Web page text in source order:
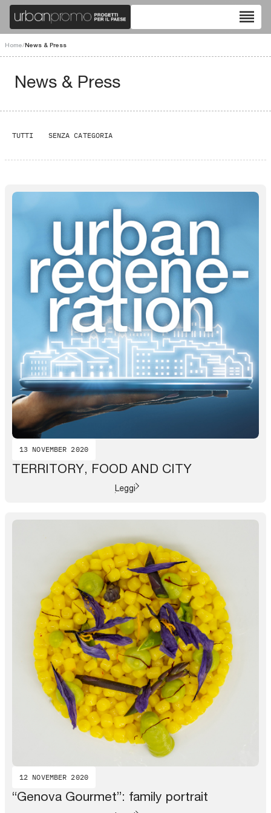
reorder
Home/News & Press
News & Press
TUTTI SENZA CATEGORIA
13 NOVEMBER 2020
TERRITORY, FOOD AND CITY
Leggi
12 NOVEMBER 2020
“Genova Gourmet”: family portrait